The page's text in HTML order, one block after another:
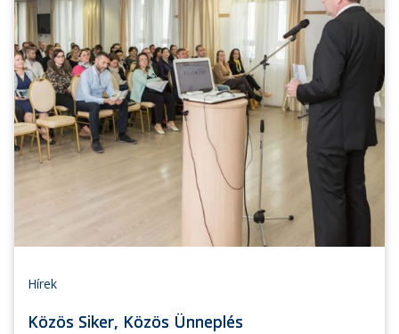
Hírek
Közös Siker, Közös Ünneplés